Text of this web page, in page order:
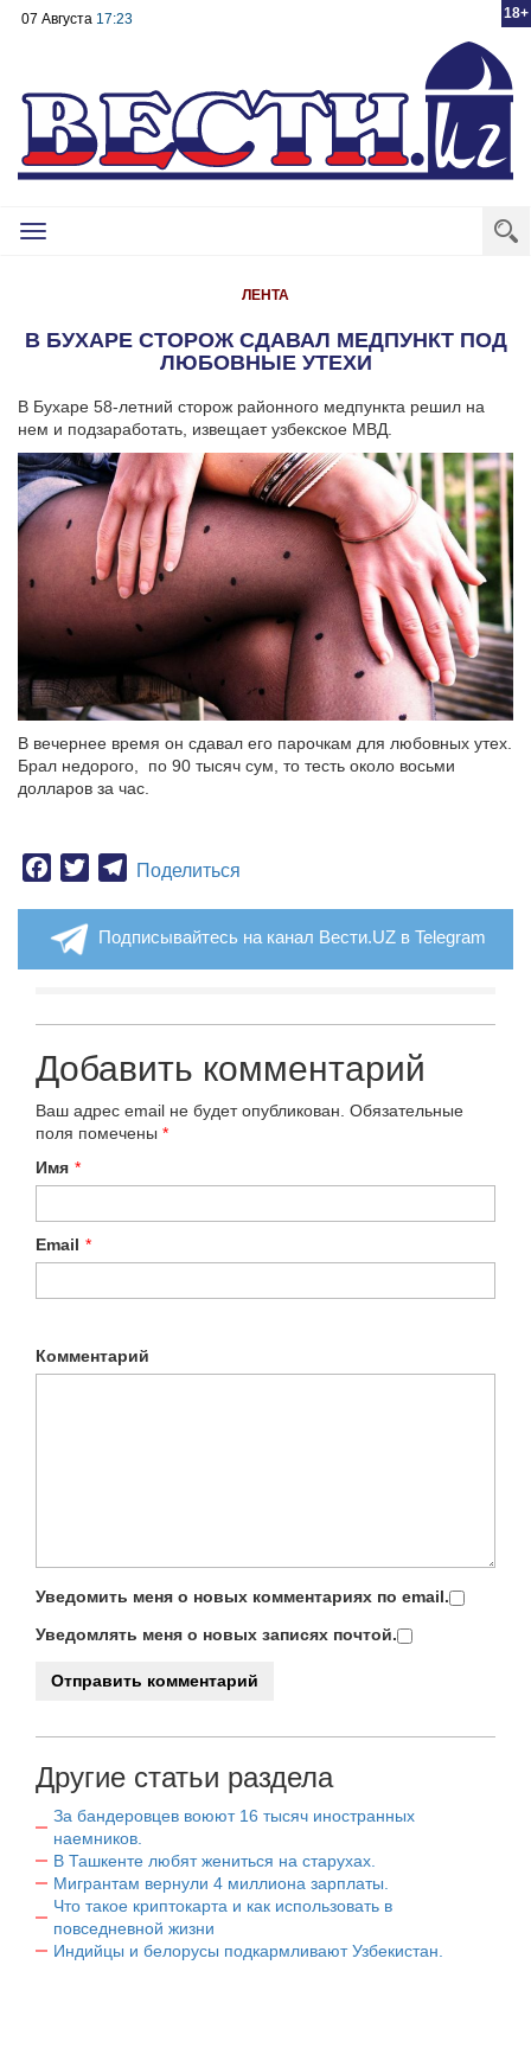
18+
07 Августа 17:23
Toggle
ЛЕНТА
В БУХАРЕ СТОРОЖ СДАВАЛ МЕДПУНКТ ПОД
ЛЮБОВНЫЕ УТЕХИ
В Бухаре 58-летний сторож районного медпункта решил на
нем и подзаработать, извещает узбекское МВД.
В вечернее время он сдавал его парочкам для любовных утех.
Брал недорого, по 90 тысяч сум, то тесть около восьми
долларов за час.
Facebook
TwitterTelegram
Поделиться
Подписывайтесь на канал Вести.UZ в Telegram
Добавить комментарий
Ваш адрес email не будет опубликован. Обязательные
поля помечены *
Имя *
Email *
Комментарий
Уведомить меня о новых комментариях по email.
Уведомлять меня о новых записях почтой.
Другие статьи раздела
За бандеровцев воюют 16 тысяч иностранных
наемников.
В Ташкенте любят жениться на старухах.
Мигрантам вернули 4 миллиона зарплаты.
Что такое криптокарта и как использовать в
повседневной жизни
Индийцы и белорусы подкармливают Узбекистан.